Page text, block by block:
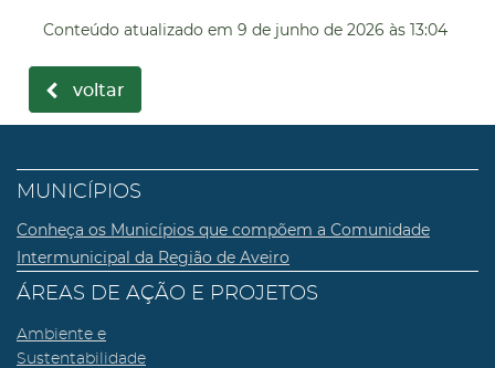
Conteúdo atualizado em 9 de junho de 2026 às 13:04
voltar
MUNICÍPIOS
Conheça os Municípios que compõem a Comunidade
Intermunicipal da Região de Aveiro
ÁREAS DE AÇÃO E PROJETOS
Ambiente e
Sustentabilidade